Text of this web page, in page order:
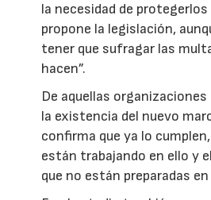
la necesidad de
propone la legislación,
tener que sufragar las
hacen”.
De aquellas
la existencia del nuevo
confirma que ya lo
están trabajando en ello y
que no están preparadas